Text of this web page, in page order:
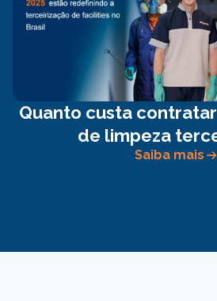
Quanto custa
de limpeza
Saiba mais